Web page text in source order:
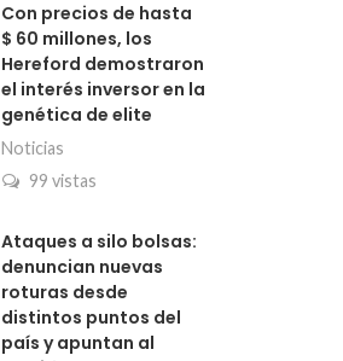
Con precios de hasta
$ 60 millones, los
Hereford demostraron
el interés inversor en la
genética de elite
Noticias
99 vistas
Ataques a silo bolsas:
denuncian nuevas
roturas desde
distintos puntos del
país y apuntan al